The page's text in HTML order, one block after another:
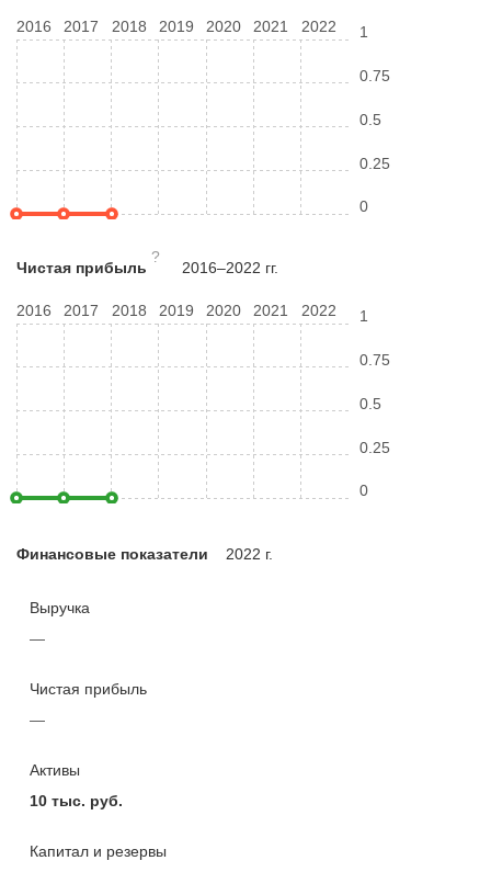
2016 2017 2018 2019 2020 2021 2022
0
0.25
0.5
0.75
1
Чистая прибыль
?
2016–2022 гг.
2016 2017 2018 2019 2020 2021 2022
0
0.25
0.5
0.75
1
Финансовые показатели 2022 г.
Выручка
—
Чистая прибыль
—
Активы
10 тыс. руб.
Капитал и резервы